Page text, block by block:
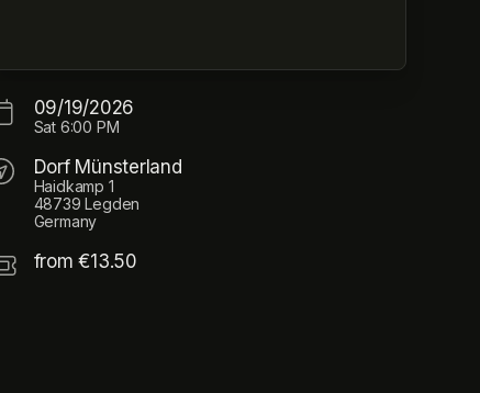
09/19/2026
Sat 6:00 PM
Dorf Münsterland
Haidkamp 1
48739 Legden
Germany
from €13.50